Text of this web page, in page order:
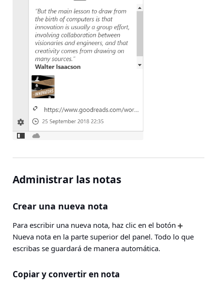
Administrar las notas
Crear una nueva nota
Para escribir una nueva nota, haz clic en el botón
Nueva nota en la parte superior del panel. Todo lo que
escribas se guardará de manera automática.
Copiar y convertir en nota